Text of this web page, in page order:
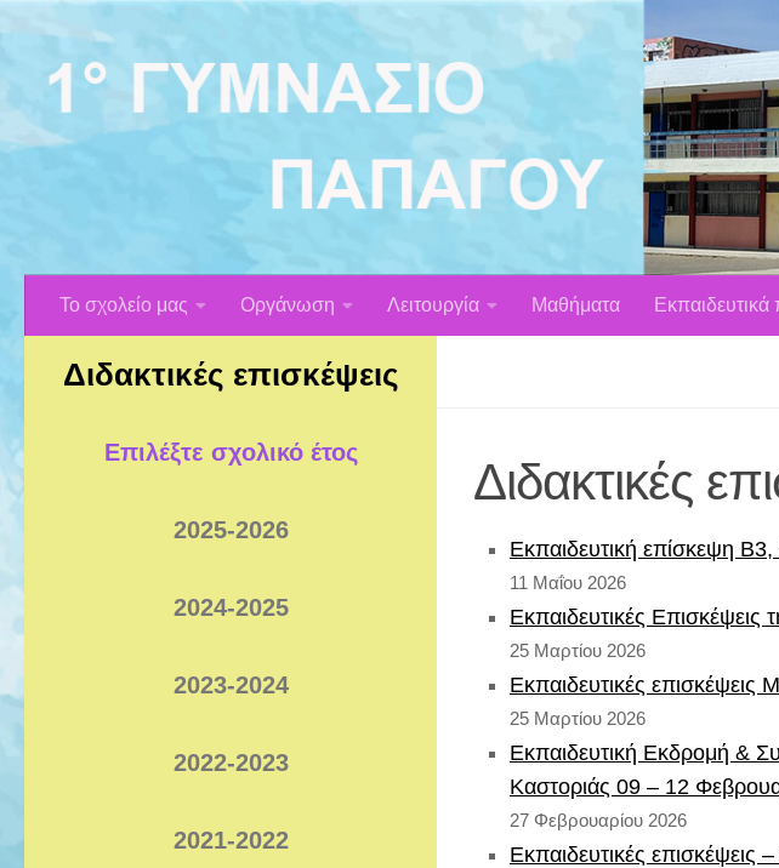
Skip to content
Το σχολείο μας Οργάνωση Λειτουργία Μαθήματα
Διδακτικές
Εκπαιδευτική επίσκεψη
11 Μαΐου 2026
Εκπαιδευτικές Επισκέψεις
25 Μαρτίου 2026
Εκπαιδευτικές επισκέψεις
25 Μαρτίου 2026
Εκπαιδευτική Εκδρομή &
Καστοριάς 09 – 12
27 Φεβρουαρίου 2026
Εκπαιδευτικές επισκέψεις
Διδακτικές επισκέψεις
Επιλέξτε σχολικό έτος
2025-2026
2024-2025
2023-2024
2022-2023
2021-2022